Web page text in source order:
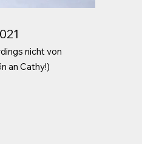
nicht von
an Cathy!)